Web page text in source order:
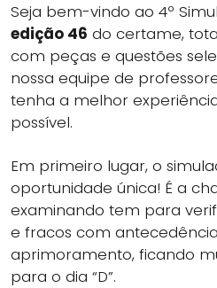
Seja bem-vindo ao 4º
edição 46 do certame,
com peças e questões
nossa equipe de
tenha a melhor
possível.
Em primeiro lugar, o
oportunidade única! É a
examinando tem para
e fracos com
aprimoramento, ficando
para o dia “D”.